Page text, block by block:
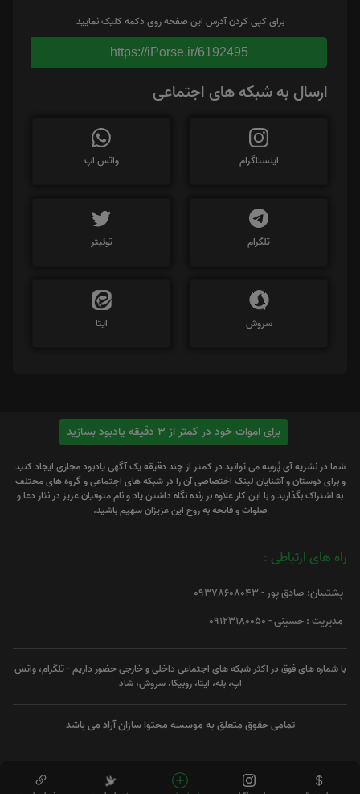
برای کپی کردن آدرس این صفحه روی دکمه کلیک نمایید
https://iPorse.ir/6192495
ارسال به شبکه های اجتماعی
اینستاگرام واتس اپ
تلگرام توئیتر
سروش ایتا
برای اموات خود در کمتر از 3 دقیقه یادبود بسازید
شما در نشریه آی پُرسِه می توانید در کمتر از چند دقیقه یک آگهی یادبود مجازی ایجاد کنید
و برای دوستان و آشنایان لینک اختصاصی آن را در شبکه های اجتماعی و گروه های مختلف
به اشتراک بگذارید و با این کار علاوه بر زنده نگاه داشتن یاد و نام متوفیان عزیز در نثار دعا و
صلوات و فاتحه به روح این عزیزان سهیم باشید.
راه های ارتباطی :
پشتیبان: صادق پور - 09378608043
مدیریت : حسینی - 09123180050
با شماره های فوق در اکثر شبکه های اجتماعی داخلی و خارجی حضور داریم - تلگرام، واتس
اپ، بله، ایتا، روبیکا، سروش، شاد
تمامی حقوق متعلق به موسسه محتوا سازان آراد می باشد